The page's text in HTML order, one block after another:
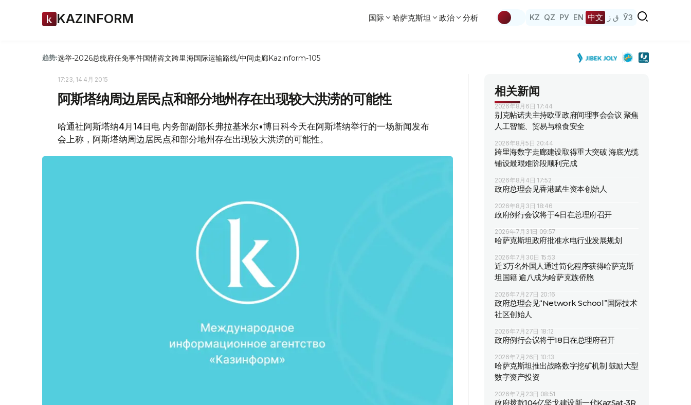
KAZINFORM 国际 哈萨克斯坦 政治 分析 KZ QZ РУ EN 中文 ق ز ЎЗ
趋势:选举-2026总统府任免事件国情咨文跨里海国际运输路线/中间走廊Kazinform-105
17:23, 14 4月 2015
阿斯塔纳周边居民点和部分地州存在出现较大洪涝的可能性
哈通社阿斯塔纳4月14日电 内务部副部长弗拉基米尔•博日科今天在阿斯塔纳举行的一场新闻发布
会上称，阿斯塔纳周边居民点和部分地州存在出现较大洪涝的可能性。
相关新闻
2026年8月6日 17:44
别克帖诺夫主持欧亚政府间理事会会议 聚焦
人工智能、贸易与粮食安全
2026年8月5日 20:44
跨里海数字走廊建设取得重大突破 海底光缆
铺设最艰难阶段顺利完成
2026年8月4日 17:52
政府总理会见香港赋生资本创始人
2026年8月3日 18:46
政府例行会议将于4日在总理府召开
2026年7月31日 09:57
哈萨克斯坦政府批准水电行业发展规划
2026年7月30日 15:53
近3万名外国人通过简化程序获得哈萨克斯
坦国籍 逾八成为哈萨克族侨胞
2026年7月27日 20:16
政府总理会见“Network School”国际技术
社区创始人
2026年7月27日 18:12
政府例行会议将于18日在总理府召开
2026年7月26日 10:13
哈萨克斯坦推出战略数字挖矿机制 鼓励大型
数字资产投资
2026年7月23日 08:51
政府拨款104亿坚戈建设新一代KazSat-3R